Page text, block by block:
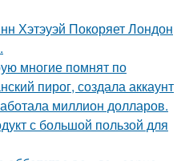
Хэтэуэй Покоряет Лондон
многие помнят по
пирог, создала аккаунт
миллион долларов.
с большой пользой для